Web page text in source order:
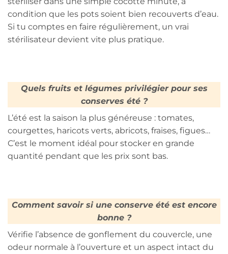
condition que les pots soient bien recouverts d’eau.
Si tu comptes en faire régulièrement, un vrai
stérilisateur devient vite plus pratique.
Quels fruits et légumes privilégier pour ses
conserves été ?
L’été est la saison la plus généreuse : tomates,
courgettes, haricots verts, abricots, fraises, figues…
C’est le moment idéal pour stocker en grande
quantité pendant que les prix sont bas.
Comment savoir si une conserve été est encore
bonne ?
Vérifie l’absence de gonflement du couvercle, une
odeur normale à l’ouverture et un aspect intact du